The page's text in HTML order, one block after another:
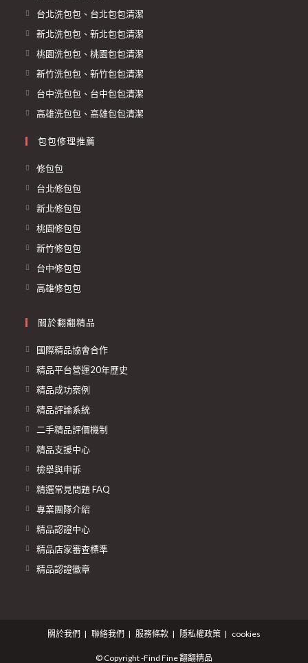
台北洗包包、台北包包清潔
新北洗包包、新北包包清潔
桃園洗包包、桃園包包清潔
新竹洗包包、新竹包包清潔
台中洗包包、台中包包清潔
高雄洗包包、高雄包包清潔
包包修理推薦
修包包
台北修包包
新北修包包
桃園修包包
新竹修包包
台中修包包
高雄修包包
關於翻翻精品
國際精品協會合作
精品平台營運20年歷史
精品成功案例
精品評論系統
二手精品評價機制
精品支援中心
檢舉與申訴
精選常見問題 FAQ
專業團隊介紹
精品認證中心
精品店家審查標準
精品認證徽章
關於我們 聯絡我們 服務條款 隱私權政策 cookies
© Copyright -Find Fine 翻翻精品